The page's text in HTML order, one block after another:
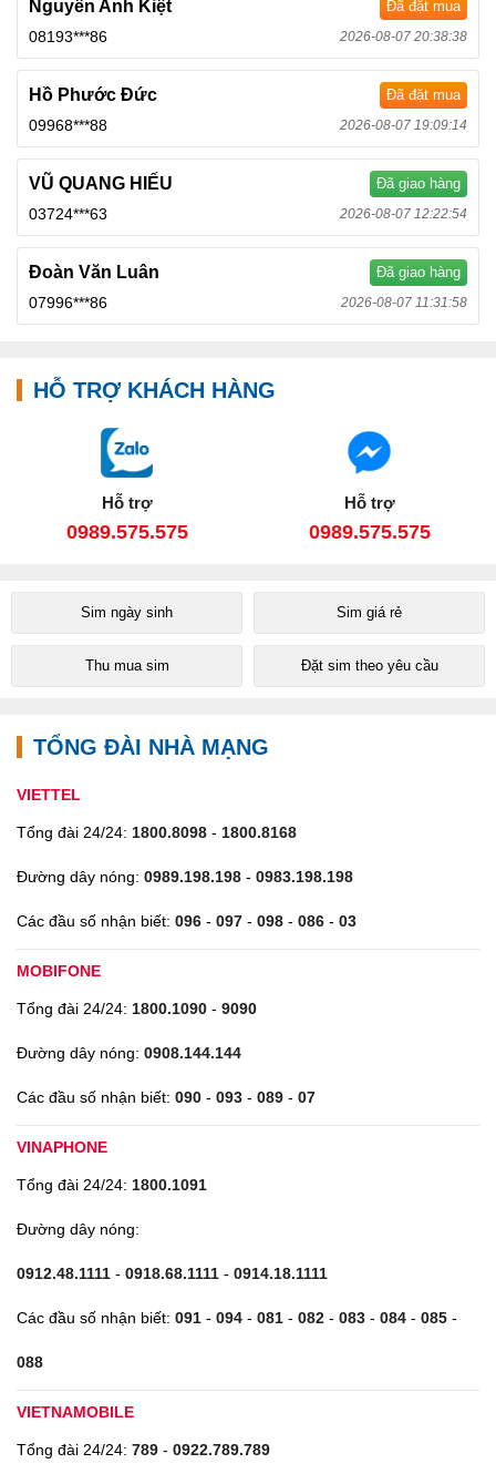
Nguyên Anh Kiệt Đã đặt mua
08193***86 2026-08-07 20:38:38
Hồ Phước Đức Đã đặt mua
09968***88 2026-08-07 19:09:14
VŨ QUANG HIẾU Đã giao hàng
03724***63 2026-08-07 12:22:54
Đoàn Văn Luân Đã giao hàng
07996***86 2026-08-07 11:31:58
HỖ TRỢ KHÁCH HÀNG
Hỗ trợ
0989.575.575
Hỗ trợ
0989.575.575
Sim ngày sinh Sim giá rẻ
Thu mua sim Đặt sim theo yêu cầu
TỔNG ĐÀI NHÀ MẠNG
VIETTEL
Tổng đài 24/24: 1800.8098 - 1800.8168
Đường dây nóng: 0989.198.198 - 0983.198.198
Các đầu số nhận biết: 096 - 097 - 098 - 086 - 03
MOBIFONE
Tổng đài 24/24: 1800.1090 - 9090
Đường dây nóng: 0908.144.144
Các đầu số nhận biết: 090 - 093 - 089 - 07
VINAPHONE
Tổng đài 24/24: 1800.1091
Đường dây nóng:
0912.48.1111 - 0918.68.1111 - 0914.18.1111
Các đầu số nhận biết: 091 - 094 - 081 - 082 - 083 - 084 - 085 -
088
VIETNAMOBILE
Tổng đài 24/24: 789 - 0922.789.789